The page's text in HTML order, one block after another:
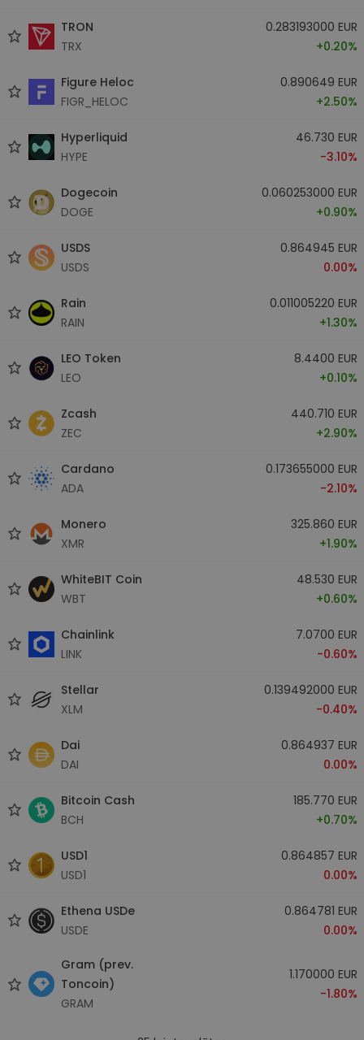
TRON
TRX
0.283193000 EUR
+0.20%
Figure Heloc
FIGR_HELOC
0.890649 EUR
+2.50%
Hyperliquid
HYPE
46.730 EUR
-3.10%
Dogecoin
DOGE
0.060253000 EUR
+0.90%
USDS
USDS
0.864945 EUR
0.00%
Rain
RAIN
0.011005220 EUR
+1.30%
LEO Token
LEO
8.4400 EUR
+0.10%
Zcash
ZEC
440.710 EUR
+2.90%
Cardano
ADA
0.173655000 EUR
-2.10%
Monero
XMR
325.860 EUR
+1.90%
WhiteBIT Coin
WBT
48.530 EUR
+0.60%
Chainlink
LINK
7.0700 EUR
-0.60%
Stellar
XLM
0.139492000 EUR
-0.40%
Dai
DAI
0.864937 EUR
0.00%
Bitcoin Cash
BCH
185.770 EUR
+0.70%
USD1
USD1
0.864857 EUR
0.00%
Ethena USDe
USDE
0.864781 EUR
0.00%
Gram (prev.
Toncoin)
GRAM
1.170000 EUR
-1.80%